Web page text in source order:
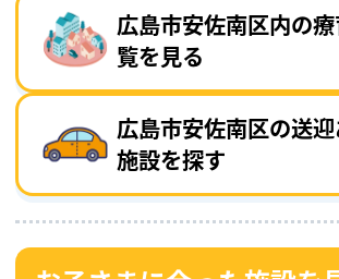
広島市安佐南区内の
覧を見る
広島市安佐南区の送
施設を探す